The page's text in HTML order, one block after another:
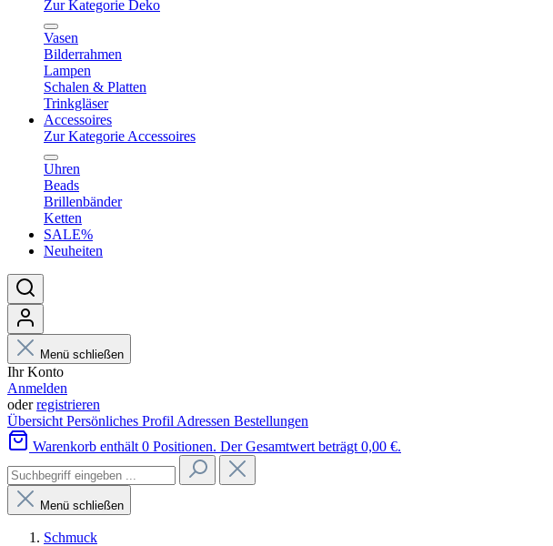
Zur Kategorie Deko
Vasen
Bilderrahmen
Lampen
Schalen & Platten
Trinkgläser
Accessoires
Zur Kategorie Accessoires
Uhren
Beads
Brillenbänder
Ketten
SALE%
Neuheiten
Menü schließen
Ihr Konto
Anmelden
oderregistrieren
Übersicht Persönliches Profil Adressen Bestellungen
Warenkorb enthält 0 Positionen. Der Gesamtwert beträgt 0,00 €.
Menü schließen
Schmuck